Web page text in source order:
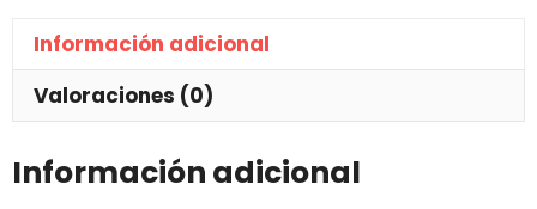
Información adicional
Valoraciones (0)
Información adicional